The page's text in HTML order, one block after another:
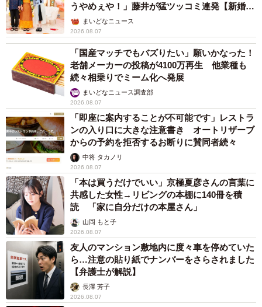
うやめぇや！」藤井が猛ツッコミ連発【新婚さ
ん】まいどなニュース
2026.08.07
「国産マッチでもバズりたい」願いかなった！
老舗メーカーの投稿が4100万再生 他業種も
続々相乗りでミーム化へ発展
まいどなニュース調査部
2026.08.07
「即座に案内することが不可能です」レストラ
ンの入り口に大きな注意書き オートリザーブ
からの予約を拒否するお断りに賛同者続々
中将 タカノリ
2026.08.07
「本は買うだけでいい」京極夏彦さんの言葉に
共感した女性→リビングの本棚に140冊を積
読 「家に自分だけの本屋さん」
山岡 もと子
2026.08.07
友人のマンション敷地内に度々車を停めていた
ら…注意の貼り紙でナンバーをさらされました
【弁護士が解説】
長澤 芳子
2026.08.07